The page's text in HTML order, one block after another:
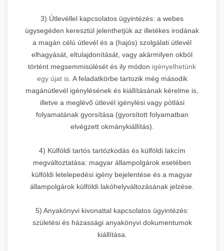
3) Útlevéllel kapcsolatos ügyintézés: a webes
ügysegéden keresztül jelenthetjük az illetékes irodának
a magán célú útlevél és a (hajós) szolgálati útlevél
elhagyását, eltulajdonítását, vagy akármilyen okból
történt megsemmisülését és ily módon igényelhetünk
egy újat is. A feladatkörbe tartozik még második
magánútlevél igénylésének és kiállításának kérelme is,
illetve a meglévõ útlevél igénylési vagy pótlási
folyamatának gyorsítása (gyorsított folyamatban
elvégzett okmánykiállítás).
4) Külföldi tartós tartózkodás és külföldi lakcím
megváltoztatása: magyar állampolgárok esetében
külföldi letelepedési igény bejelentése és a magyar
állampolgárok külföldi lakóhelyváltozásának jelzése.
5) Anyakönyvi kivonattal kapcsolatos ügyintézés:
születési és házassági anyakönyvi dokumentumok
kiállítása.